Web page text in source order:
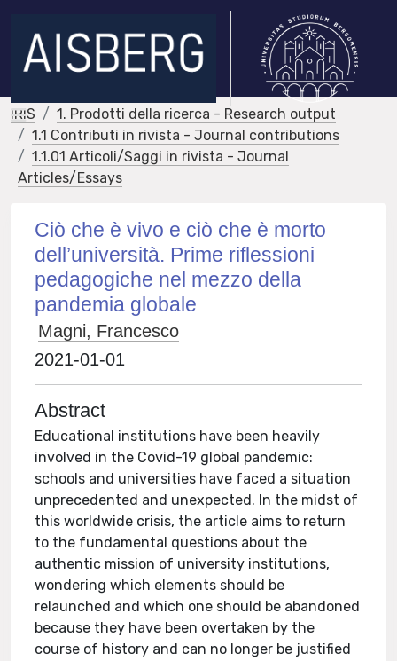
IRIS
1. Prodotti della ricerca - Research output
1.1 Contributi in rivista - Journal contributions
1.1.01 Articoli/Saggi in rivista - Journal
Articles/Essays
Ciò che è vivo e ciò che è morto
dell’università. Prime riflessioni
pedagogiche nel mezzo della
pandemia globale
Magni, Francesco
2021-01-01
Abstract
Educational institutions have been heavily
involved in the Covid-19 global pandemic:
schools and universities have faced a situation
unprecedented and unexpected. In the midst of
this worldwide crisis, the article aims to return
to the fundamental questions about the
authentic mission of university institutions,
wondering which elements should be
relaunched and which one should be abandoned
because they have been overtaken by the
course of history and can no longer be justified